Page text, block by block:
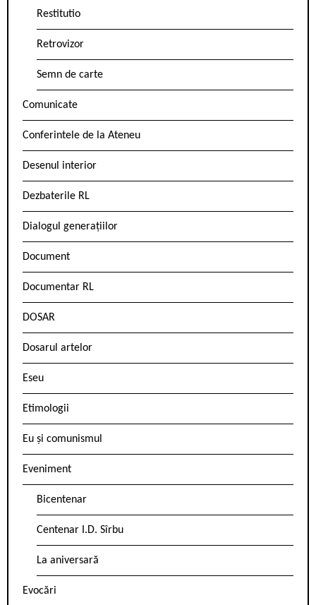
Restitutio
Retrovizor
Semn de carte
Comunicate
Conferintele de la Ateneu
Desenul interior
Dezbaterile RL
Dialogul generațiilor
Document
Documentar RL
DOSAR
Dosarul artelor
Eseu
Etimologii
Eu și comunismul
Eveniment
Bicentenar
Centenar I.D. Sîrbu
La aniversară
Evocări